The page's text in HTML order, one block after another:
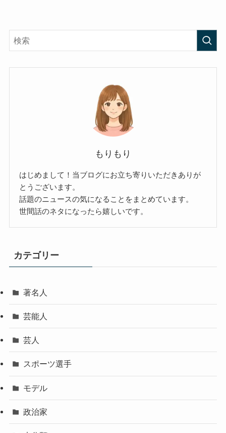
もりもり
はじめまして！当ブログにお立ち寄りいただきありが
とうございます。
話題のニュースの気になることをまとめています。
世間話のネタになったら嬉しいです。
カテゴリー
著名人
芸能人
芸人
スポーツ選手
モデル
政治家